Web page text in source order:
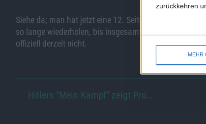
zurückkehren
MEHR
Siehe da; man hat jetzt eine 12. Seite bzw. einen 12.
so lange wiederholen, bis insgesamt 14 Homescreens
offiziell derzeit nicht.
Hitlers "Mein Kampf" zeigt Pro…